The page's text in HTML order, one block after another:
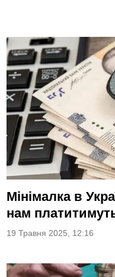
Мінімалка в
нам
19 Травня 2025, 12:16